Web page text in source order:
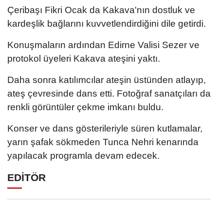
Çeribaşı Fikri Ocak da Kakava'nın dostluk ve
kardeşlik bağlarını kuvvetlendirdiğini dile getirdi.
Konuşmaların ardından Edirne Valisi Sezer ve
protokol üyeleri Kakava ateşini yaktı.
Daha sonra katılımcılar ateşin üstünden atlayıp,
ateş çevresinde dans etti. Fotoğraf sanatçıları da
renkli görüntüler çekme imkanı buldu.
Konser ve dans gösterileriyle süren kutlamalar,
yarın şafak sökmeden Tunca Nehri kenarında
yapılacak programla devam edecek.
EDİTÖR